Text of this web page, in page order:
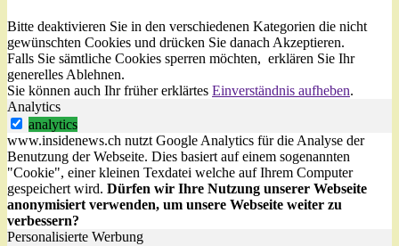
Bitte deaktivieren Sie in den verschiedenen Kategorien die nicht
gewünschten Cookies und drücken Sie danach Akzeptieren.
Falls Sie sämtliche Cookies sperren möchten, erklären Sie Ihr
generelles Ablehnen.
Sie können auch Ihr früher erklärtes Einverständnis aufheben.
Analytics
analytics
www.insidenews.ch nutzt Google Analytics für die Analyse der
Benutzung der Webseite. Dies basiert auf einem sogenannten
"Cookie", einer kleinen Texdatei welche auf Ihrem Computer
gespeichert wird. Dürfen wir Ihre Nutzung unserer Webseite
anonymisiert verwenden, um unsere Webseite weiter zu
verbessern?
Personalisierte Werbung